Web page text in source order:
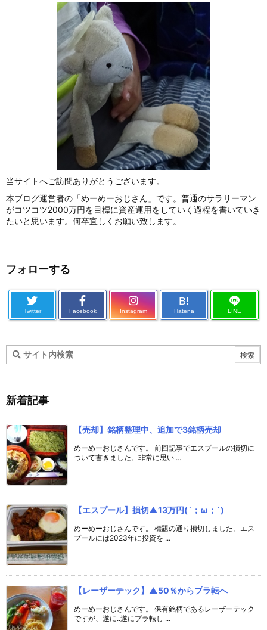
当サイトへご訪問ありがとうございます。
本ブログ運営者の「めーめーおじさん」です。普通のサラリーマン
がコツコツ2000万円を目標に資産運用をしていく過程を書いていき
たいと思います。何卒宜しくお願い致します。
フォローする
Twitter Facebook Instagram
B!
Hatena LINE
新着記事
【売却】銘柄整理中、追加で3銘柄売却
めーめーおじさんです。 前回記事でエスプールの損切に
ついて書きました。非常に思い ...
【エスプール】損切▲13万円(´；ω；`)
めーめーおじさんです。 標題の通り損切しました。エス
プールには2023年に投資を ...
【レーザーテック】▲50％からプラ転へ
めーめーおじさんです。 保有銘柄であるレーザーテック
ですが、遂に..遂にプラ転し ...